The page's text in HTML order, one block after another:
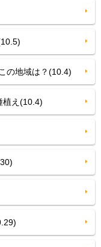
地域は？(10.4)
え(10.4)